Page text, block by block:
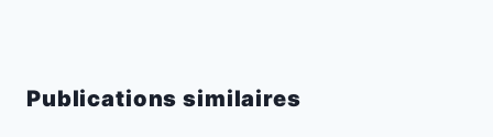
Publications similaires